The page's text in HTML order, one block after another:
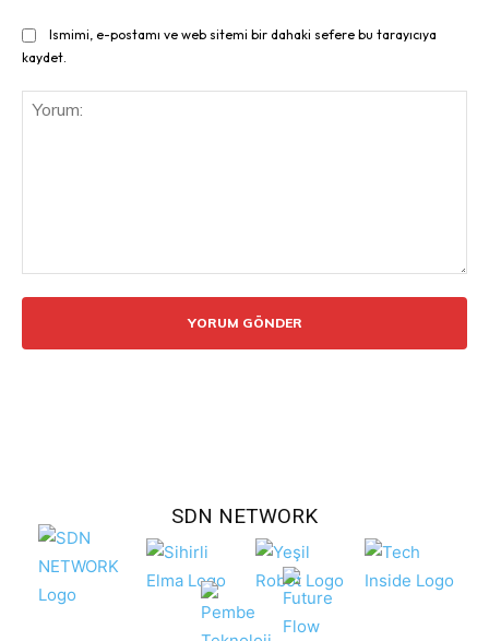
Ismimi, e-postamı ve web sitemi bir dahaki sefere bu tarayıcıya
kaydet.
SDN NETWORK